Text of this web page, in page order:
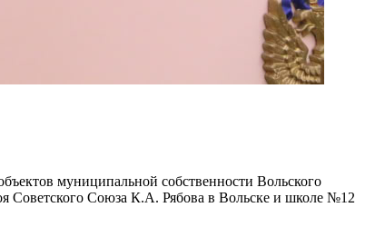
муниципальной собственности Вольского
Советского Союза К.А. Рябова в Вольске и школе №12